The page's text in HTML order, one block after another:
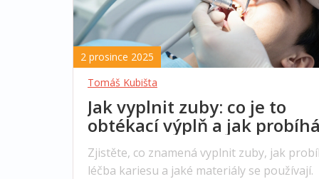
2 prosince 2025
Tomáš Kubišta
Jak vyplnit zuby: co je to
obtékací výplň a jak probíhá
léčba
Zjistěte, co znamená vyplnit zuby, jak
léčba kariesu a jaké materiály se používají.